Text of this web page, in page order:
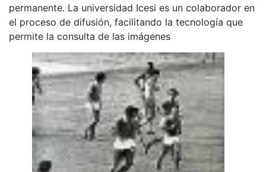
permanente. La universidad Icesi es un colaborador en
el proceso de difusión, facilitando la tecnología que
permite la consulta de las imágenes